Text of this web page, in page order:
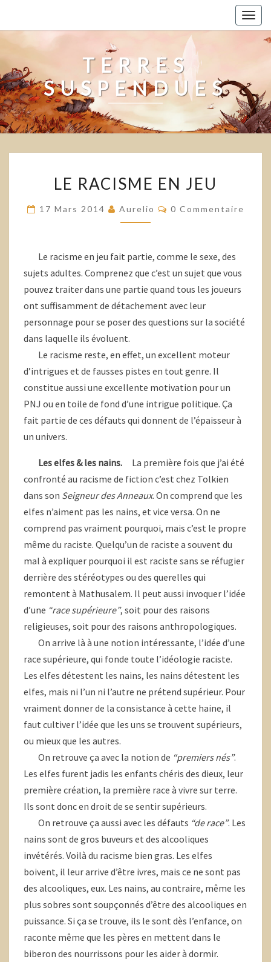
content
TERRES
SUSPENDUES
RACISME
JEU
LE RACISME EN JEU
17 Mars 2014 Aurelio Commentaires
0 Commentaire
Le racisme en jeu fait partie, comme le sexe, des
sujets adultes. Comprenez que c’est un sujet que vous
pouvez traiter dans une partie quand tous les joueurs
ont suffisamment de détachement avec leur
personnage pour se poser des questions sur la société
dans laquelle ils évoluent.
Le racisme reste, en effet, un excellent moteur
d’intrigues et de fausses pistes en tout genre. Il
constitue aussi une excellente motivation pour un
PNJ ou en toile de fond d’une intrigue politique. Ça
fait partie de ces défauts qui donnent de l’épaisseur à
un univers.
Les elfes & les nains. La première fois que j’ai été
confronté au racisme de fiction c’est chez Tolkien
dans son Seigneur des Anneaux. On comprend que les
elfes n’aiment pas les nains, et vice versa. On ne
comprend pas vraiment pourquoi, mais c’est le propre
même du raciste. Quelqu’un de raciste a souvent du
mal à expliquer pourquoi il est raciste sans se réfugier
derrière des stéréotypes ou des querelles qui
remontent à Mathusalem. Il peut aussi invoquer l’idée
d’une “race supérieure”, soit pour des raisons
religieuses, soit pour des raisons anthropologiques.
On arrive là à une notion intéressante, l’idée d’une
race supérieure, qui fonde toute l’idéologie raciste.
Les elfes détestent les nains, les nains détestent les
elfes, mais ni l’un ni l’autre ne prétend supérieur. Pour
vraiment donner de la consistance à cette haine, il
faut cultiver l’idée que les uns se trouvent supérieurs,
ou mieux que les autres.
On retrouve ça avec la notion de “premiers nés”.
Les elfes furent jadis les enfants chéris des dieux, leur
première création, la première race à vivre sur terre.
Ils sont donc en droit de se sentir supérieurs.
On retrouve ça aussi avec les défauts “de race”. Les
nains sont de gros buveurs et des alcooliques
invétérés. Voilà du racisme bien gras. Les elfes
boivent, il leur arrive d’être ivres, mais ce ne sont pas
des alcooliques, eux. Les nains, au contraire, même les
plus sobres sont soupçonnés d’être des alcooliques en
puissance. Si ça se trouve, ils le sont dès l’enfance, on
raconte même que les pères en mettent dans le
biberon des nourrissons pour les aider à dormir.